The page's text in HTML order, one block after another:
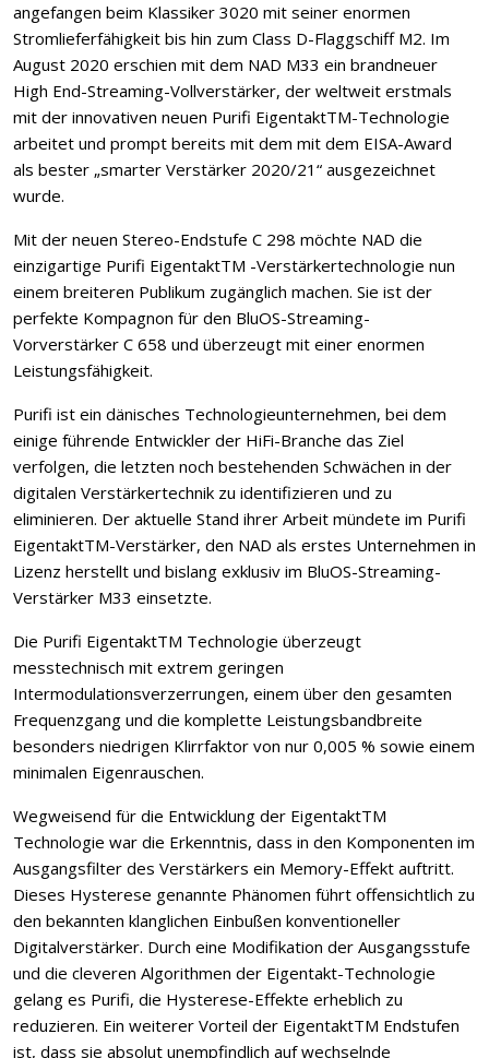
angefangen beim Klassiker 3020 mit seiner enormen
Stromlieferfähigkeit bis hin zum Class D-Flaggschiff M2. Im
August 2020 erschien mit dem NAD M33 ein brandneuer
High End-Streaming-Vollverstärker, der weltweit erstmals
mit der innovativen neuen Purifi EigentaktTM-Technologie
arbeitet und prompt bereits mit dem mit dem EISA-Award
als bester „smarter Verstärker 2020/21“ ausgezeichnet
wurde.
Mit der neuen Stereo-Endstufe C 298 möchte NAD die
einzigartige Purifi EigentaktTM -Verstärkertechnologie nun
einem breiteren Publikum zugänglich machen. Sie ist der
perfekte Kompagnon für den BluOS-Streaming-
Vorverstärker C 658 und überzeugt mit einer enormen
Leistungsfähigkeit.
Purifi ist ein dänisches Technologieunternehmen, bei dem
einige führende Entwickler der HiFi-Branche das Ziel
verfolgen, die letzten noch bestehenden Schwächen in der
digitalen Verstärkertechnik zu identifizieren und zu
eliminieren. Der aktuelle Stand ihrer Arbeit mündete im Purifi
EigentaktTM-Verstärker, den NAD als erstes Unternehmen in
Lizenz herstellt und bislang exklusiv im BluOS-Streaming-
Verstärker M33 einsetzte.
Die Purifi EigentaktTM Technologie überzeugt
messtechnisch mit extrem geringen
Intermodulationsverzerrungen, einem über den gesamten
Frequenzgang und die komplette Leistungsbandbreite
besonders niedrigen Klirrfaktor von nur 0,005 % sowie einem
minimalen Eigenrauschen.
Wegweisend für die Entwicklung der EigentaktTM
Technologie war die Erkenntnis, dass in den Komponenten im
Ausgangsfilter des Verstärkers ein Memory-Effekt auftritt.
Dieses Hysterese genannte Phänomen führt offensichtlich zu
den bekannten klanglichen Einbußen konventioneller
Digitalverstärker. Durch eine Modifikation der Ausgangsstufe
und die cleveren Algorithmen der Eigentakt-Technologie
gelang es Purifi, die Hysterese-Effekte erheblich zu
reduzieren. Ein weiterer Vorteil der EigentaktTM Endstufen
ist, dass sie absolut unempfindlich auf wechselnde